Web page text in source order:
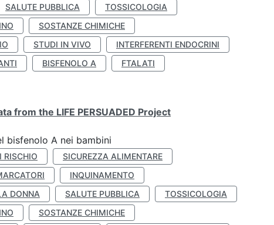
SALUTE PUBBLICA
TOSSICOLOGIA
SOSTANZE CHIMICHE
STUDI IN VIVO
INTERFERENTI ENDOCRINI
BISFENOLO A
FTALATI
from the LIFE PERSUADED Project
bisfenolo A nei bambini
RISCHIO
SICUREZZA ALIMENTARE
INQUINAMENTO
DONNA SALUTE PUBBLICA
TOSSICOLOGIA
SOSTANZE CHIMICHE